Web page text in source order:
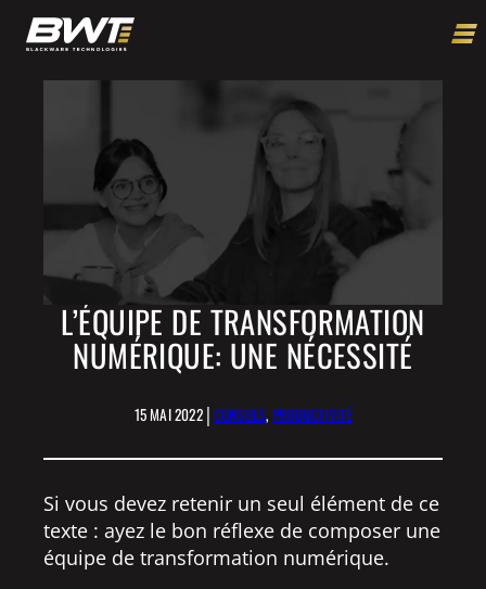
L’ÉQUIPE DE TRANSFORMATION
NUMÉRIQUE: UNE NÉCESSITÉ
15 MAI 2022| CONSEILS, PRODUCTIVITÉ
Si vous devez retenir un seul élément de ce
texte : ayez le bon réflexe de composer une
équipe de transformation numérique.